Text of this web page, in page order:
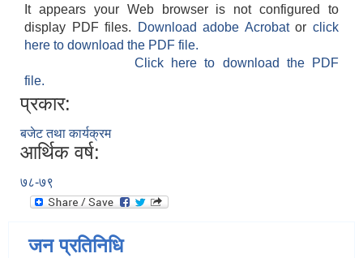
It appears your Web browser is not configured to
display PDF files.
Download adobe Acrobatorclick
here to download the PDF file.
Click here to download the PDF
file.
प्रकार:
बजेट तथा कार्यक्रम
आर्थिक वर्ष:
७८-७९
जन प्रतिनिधि